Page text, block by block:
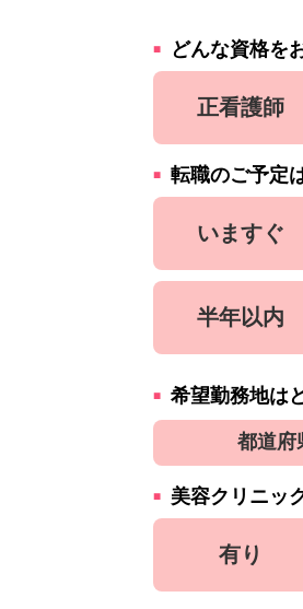
どんな資格を
正看護師
転職のご予定
いますぐ
半年以内
希望勤務地は
美容クリニッ
有り